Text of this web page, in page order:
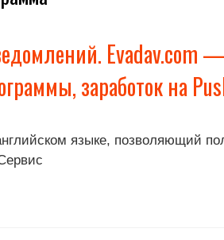
Evadav.com
заработок на
языке, позволяющий